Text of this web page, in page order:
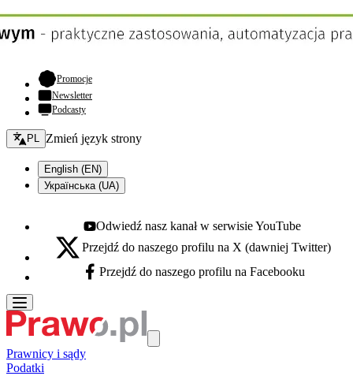
Promocje- otwiera się w nowej karcie
Newsletter
Podcasty
Zmień język - bieżący:
PL Zmień język strony
English (EN)
Українська (UA)
Youtube - otwiera się w nowej karcie
Odwiedź nasz kanał w serwisie YouTube
X - otwiera się w nowej karcie
Przejdź do naszego profilu na X (dawniej Twitter)
Facebook - otwiera się w nowej karcie
Przejdź do naszego profilu na Facebooku
Prawnicy i sądy
Podatki